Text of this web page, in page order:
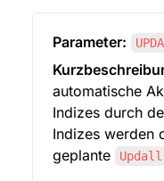
Parameter:
automatische
Indizes durch
Indizes werden
geplante
Updall